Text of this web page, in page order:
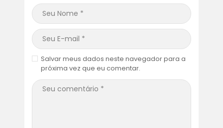
Salvar meus dados neste navegador para a
próxima vez que eu comentar.